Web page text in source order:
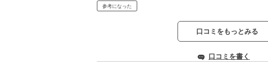
参考になった
口コミをもっとみる
口コミを書く